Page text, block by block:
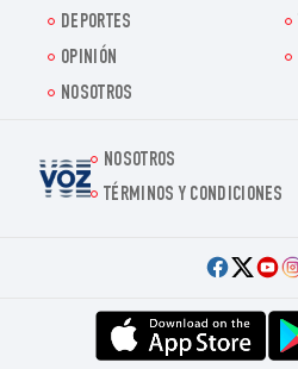
DEPORTES
OPINIÓN
NOSOTROS
Voz.us
NOSOTROS
TÉRMINOS Y CONDICIONES